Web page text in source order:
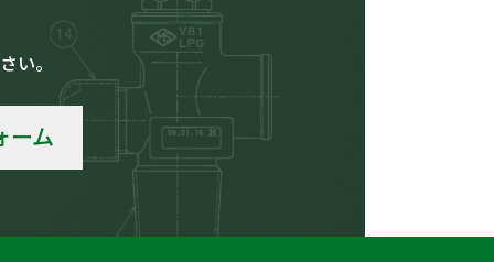
車輛
その他の用途
い。
ーム